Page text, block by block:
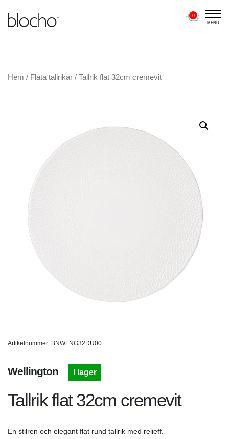
0
MENU
Hem / Flata tallrikar / Tallrik flat 32cm cremevit
Artikelnummer: BNWLNG32DU00
Wellington I lager
Tallrik flat 32cm cremevit
En stilren och elegant flat rund tallrik med relieff.